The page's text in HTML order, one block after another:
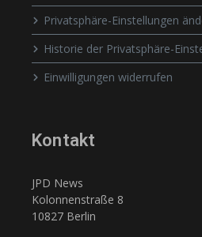
Privatsphäre-Einstellungen
Historie der Privatsphäre-
Einwilligungen widerrufen
Kontakt
JPD News
Kolonnenstraße 8
10827 Berlin